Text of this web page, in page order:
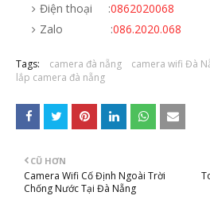
Điện thoại :0862020068
Zalo :086.2020.068
Tags: camera đà nẵng camera wifi Đà
lắp camera đà nẵng
CŨ HƠN
Camera Wifi Cố Định Ngoài Trời
Chống Nước Tại Đà Nẵng